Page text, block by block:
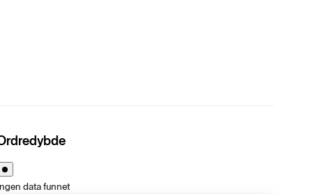
data funnet